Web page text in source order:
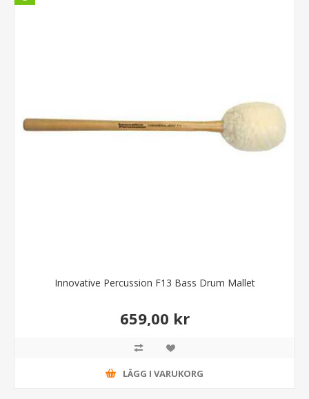
Innovative Percussion F13 Bass Drum Mallet
659,00 kr
LÄGG I VARUKORG